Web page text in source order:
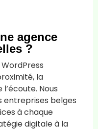
agence
?
la
Nous
entreprises belges
à chaque
digitale à la